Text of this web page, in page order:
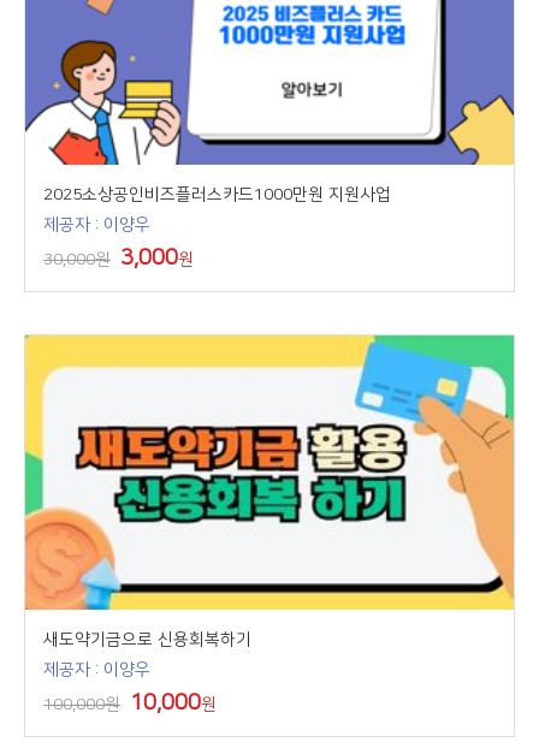
2025소상공인비즈플러스카드1000만원 지원사업
제공자 : 이양우
30,000원 3,000원
새도약기금으로 신용회복하기
제공자 : 이양우
100,000원
10,000원